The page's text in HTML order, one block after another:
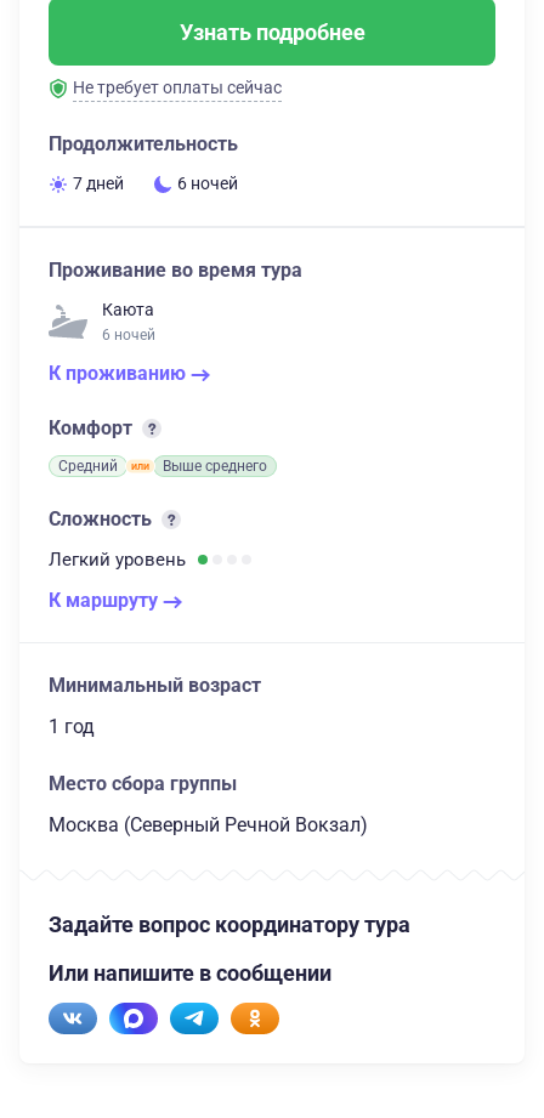
Узнать подробнее
Не требует оплаты сейчас
Продолжительность
7 дней 6 ночей
Проживание во время тура
Каюта
6 ночей
К проживанию
Комфорт
Средний Выше среднего
Сложность
Легкий уровень
К маршруту
Минимальный возраст
1 год
Место сбора группы
Москва (Северный Речной Вокзал)
Задайте вопрос координатору тура
Или напишите в сообщении